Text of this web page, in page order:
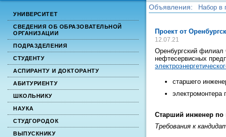
УНИВЕРСИТЕТ
СВЕДЕНИЯ ОБ ОБРАЗОВАТЕЛЬНОЙ
ОРГАНИЗАЦИИ
ПОДРАЗДЕЛЕНИЯ
СТУДЕНТУ
АСПИРАНТУ И ДОКТОРАНТУ
АБИТУРИЕНТУ
ШКОЛЬНИКУ
НАУКА
СТУДГОРОДОК
ВЫПУСКНИКУ
Объявления:
Набор в
Проект от
12.07.21
Оренбургский
нефтесервисных
старшего
Старший инженер по
Требования к